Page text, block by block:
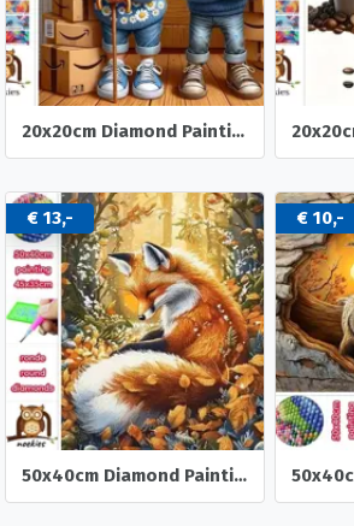
20x20cm Diamond Painting oud stel dozen (rond) nr 518
€ 13,-
50x40cm Diamond Painting Vos in het bos (rond) nr 84
€ 10,-